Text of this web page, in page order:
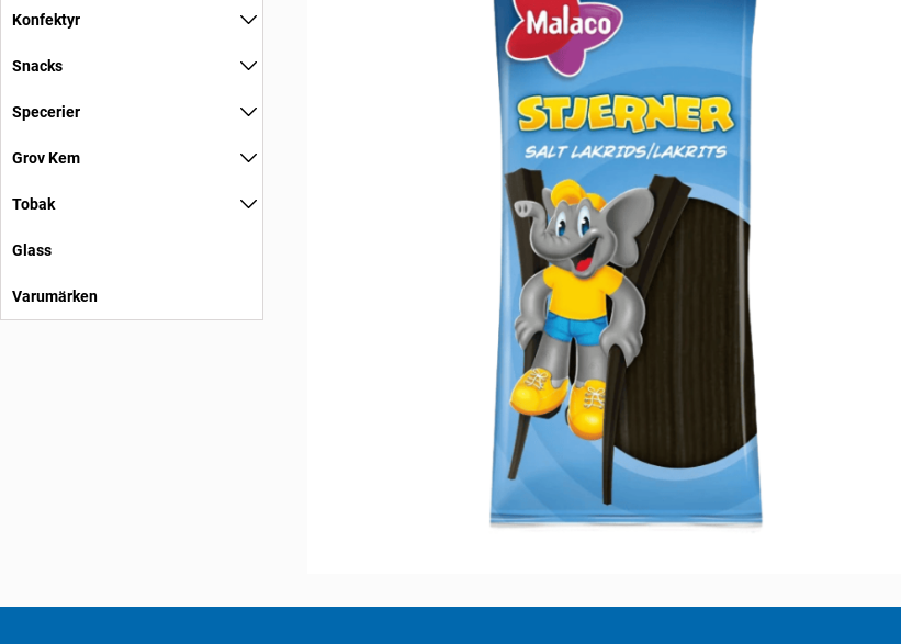
Konfektyr
Snacks
Specerier
Grov Kem
Tobak
Glass
Varumärken